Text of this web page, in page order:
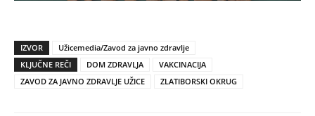
IZVOR
Užicemedia/Zavod za javno zdravlje
KLJUČNE REČI
DOM ZDRAVLJA
VAKCINACIJA
ZAVOD ZA JAVNO ZDRAVLJE UŽICE
ZLATIBORSKI OKRUG